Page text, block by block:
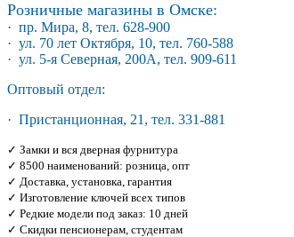
Розничные магазины в Омске:
· пр. Мира, 8, тел. 628-900
· ул. 70 лет Октября, 10, тел. 760-588
· ул. 5-я Северная, 200А, тел. 909-611
Оптовый отдел:
· Пристанционная, 21, тел. 331-881
✓ Замки и вся дверная фурнитура
✓ 8500 наименований: розница, опт
✓ Доставка, установка, гарантия
✓ Изготовление ключей всех типов
✓ Редкие модели под заказ: 10 дней
✓ Скидки пенсионерам, студентам